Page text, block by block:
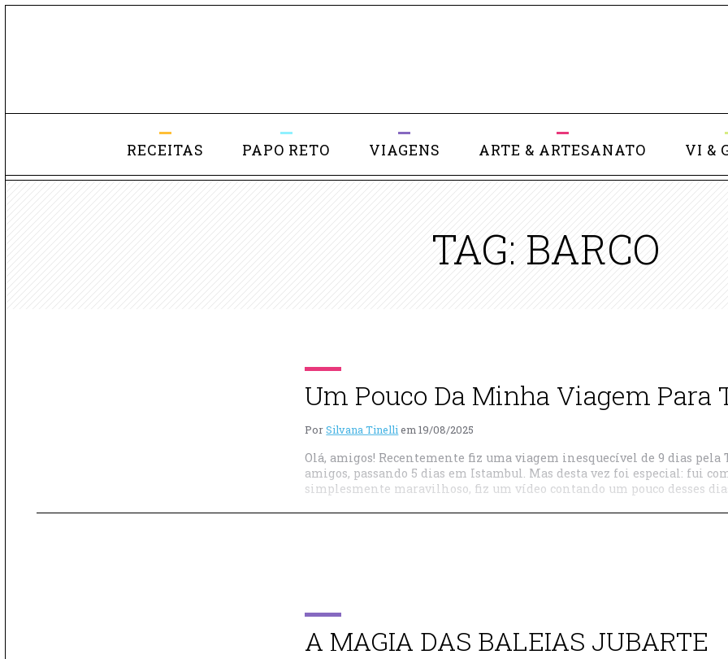
RECEITAS PAPO RETO VIAGENS ARTE & ARTESANATO VI &
TAG: BARCO
Um Pouco Da Minha Viagem Para
PorSilvana Tinelli em 19/08/2025
Olá, amigos! Recentemente fiz uma viagem inesquecível de 9 dias
amigos, passando 5 dias em Istambul. Mas desta vez foi especial: fui
simplesmente maravilhoso, fiz um vídeo contando um pouco desses
A MAGIA DAS BALEIAS JUBARTE